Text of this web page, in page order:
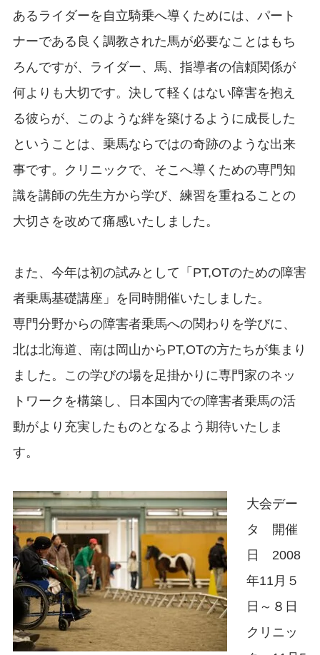
あるライダーを自立騎乗へ導くためには、パート
ナーである良く調教された馬が必要なことはもち
ろんですが、ライダー、馬、指導者の信頼関係が
何よりも大切です。決して軽くはない障害を抱え
る彼らが、このような絆を築けるように成長した
ということは、乗馬ならではの奇跡のような出来
事です。クリニックで、そこへ導くための専門知
識を講師の先生方から学び、練習を重ねることの
大切さを改めて痛感いたしました。
また、今年は初の試みとして「PT,OTのための障害
者乗馬基礎講座」を同時開催いたしました。
専門分野からの障害者乗馬への関わりを学びに、
北は北海道、南は岡山からPT,OTの方たちが集まり
ました。この学びの場を足掛かりに専門家のネッ
トワークを構築し、日本国内での障害者乗馬の活
動がより充実したものとなるよう期待いたしま
す。
大会デー
タ 開催
日 2008
年11月５
日～８日
クリニッ